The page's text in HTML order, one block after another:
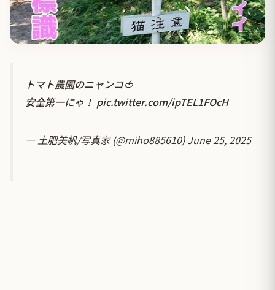
トマト農園のニャンコ🍅
安全第一にゃ！ pic.twitter.com/ipTEL1FOcH
— 土肥美帆/写真家 (@miho885610)June 25, 2025